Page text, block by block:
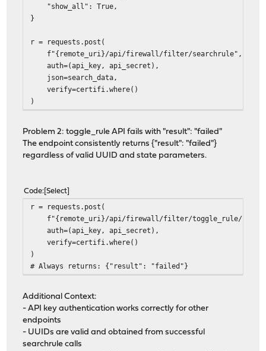
"show_all": True,
}
r = requests.post(
f"{remote_uri}/api/firewall/filter/searchrule",
auth=(api_key, api_secret),
json=search_data,
verify=certifi.where()
)
Problem 2: toggle_rule API fails with "result": "failed"
The endpoint consistently returns {"result": "failed"}
regardless of valid UUID and state parameters.
Code Select
r = requests.post(
f"{remote_uri}/api/firewall/filter/toggle_rule/
auth=(api_key, api_secret),
verify=certifi.where()
)
# Always returns: {"result": "failed"}
Additional Context:
- API key authentication works correctly for other
endpoints
- UUIDs are valid and obtained from successful
searchrule calls